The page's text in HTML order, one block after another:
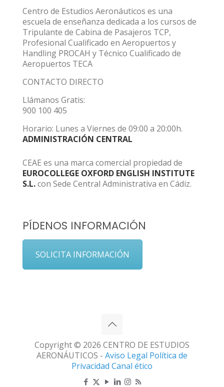
Centro de Estudios Aeronáuticos es una
escuela de enseñanza dedicada a los cursos de
Tripulante de Cabina de Pasajeros TCP,
Profesional Cualificado en Aeropuertos y
Handling PROCAH y Técnico Cualificado de
Aeropuertos TECA
CONTACTO DIRECTO
Llámanos Gratis:
900 100 405
Horario: Lunes a Viernes de 09:00 a 20:00h.
ADMINISTRACIÓN CENTRAL
CEAE es una marca comercial propiedad de
EUROCOLLEGE OXFORD ENGLISH INSTITUTE
S.L.con Sede Central Administrativa en Cádiz.
PÍDENOS INFORMACIÓN
SOLICITA INFORMACIÓN
Copyright © 2026 CENTRO DE ESTUDIOS
AERONÁUTICOS - Aviso Legal Política de
Privacidad Canal ético